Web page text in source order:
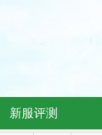
新服评测